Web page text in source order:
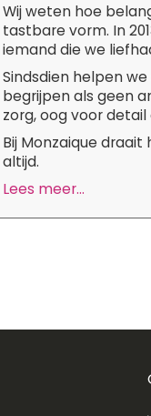
Wij weten hoe
tastbare vorm. In
iemand die we
Sindsdien helpen
begrijpen als geen
zorg, oog voor detail
Bij Monzaique
altijd.
Lees meer...